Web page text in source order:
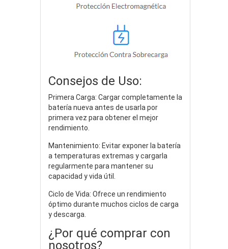
Consejos de Uso:
Primera Carga: Cargar completamente la
batería nueva antes de usarla por
primera vez para obtener el mejor
rendimiento.
Mantenimiento: Evitar exponer la batería
a temperaturas extremas y cargarla
regularmente para mantener su
capacidad y vida útil.
Ciclo de Vida: Ofrece un rendimiento
óptimo durante muchos ciclos de carga
y descarga.
¿Por qué comprar con
nosotros?